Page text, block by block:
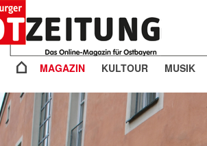
MAGAZIN KULTOUR MUSIK